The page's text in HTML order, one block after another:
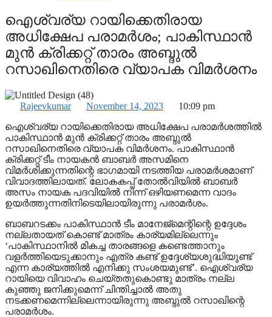
ഐശ്വര്യ റായിക്കെതിരായ
അധിക്ഷേപ പരാമര്‍ശം; പാകിസ്ഥാന്‍
മുന്‍ ക്രിക്കറ്റ് താരം അബ്ദുല്‍
റസാഖിനെതിരെ വ്യാപക വിമര്‍ശനം
Rajeevkumar November 14, 2023
10:09 pm
ഐശ്വര്യ റായിക്കെതിരായ അധിക്ഷേപ പരാമര്‍ശത്തില്‍
പാകിസ്ഥാന്‍ മുന്‍ ക്രിക്കറ്റ് താരം അബ്ദുല്‍
റസാഖിനെതിരെ വ്യാപക വിമര്‍ശനം. പാകിസ്ഥാൻ
ക്രിക്കറ്റ് ടീം നായകന്‍ ബാബര്‍ അസമിനെ
വിമര്‍ശിക്കുന്നതിന്റെ ഭാഗമായി നടത്തിയ പരാമര്‍ശമാണ്
വിവാദത്തിലായത്. ലോകകപ്പ് തോല്‍വിയില്‍ ബാബര്‍
അസം നായക പദവിയില്‍ നിന്ന് ഒഴിയണമെന്ന വാദം
ഉയര്‍ത്തുന്നതിനിടെയിലായിരുന്നു പരാമർശം.
ബാബറടക്കം പാകിസ്ഥാന്‍ ടീം മാനേജ്‌മെന്റിന്റെ ഉദ്ദേശം
നല്ലതായത് കൊണ്ട് മാത്രം കാര്യമില്ലെന്നും
‘പാകിസ്ഥാനില്‍ മികച്ച താരങ്ങളെ കണ്ടെത്താനും
വളര്‍ത്തിയെടുക്കാനും എത്ര കണ്ട് ഉദ്ദേശ്യശുദ്ധിയുണ്ട്
എന്ന കാര്യത്തില്‍ എനിക്കു സംശയമുണ്ട്’. ഐശ്വര്യ
റായിയെ വിവാഹം ചെയ്തതുകൊണ്ടു മാത്രം നല്ല
കുഞ്ഞു ജനിക്കുമെന്ന് ചിന്തിച്ചാല്‍ അതു
നടക്കണമെന്നില്ലെന്നായിരുന്നു അബ്ദുല്‍ റസാഖിന്റെ
പരാമർശം.